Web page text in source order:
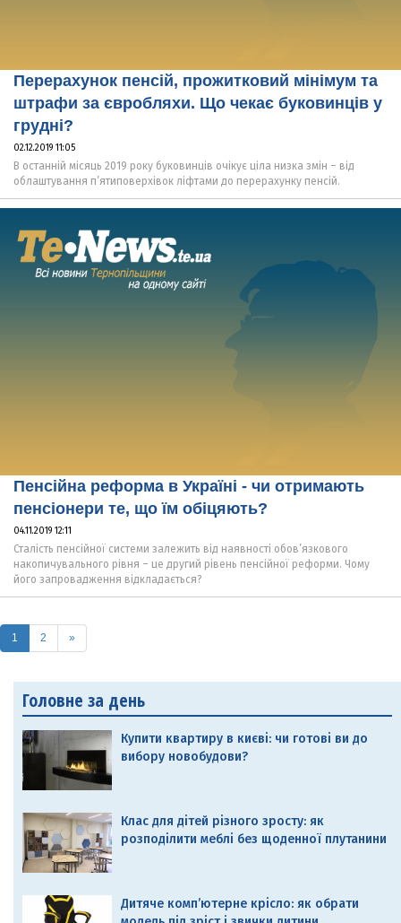
Перерахунок пенсій, прожитковий мінімум та
штрафи за євробляхи. Що чекає буковинців у
грудні?
02.12.2019 11:05
В останній місяць 2019 року буковинців очікує ціла низка змін – від
облаштування п’ятиповерхівок ліфтами до перерахунку пенсій.
Пенсійна реформа в Україні - чи отримають
пенсіонери те, що їм обіцяють?
04.11.2019 12:11
Сталість пенсійної системи залежить від наявності обов’язкового
накопичувального рівня – це другий рівень пенсійної реформи. Чому
його запровадження відкладається?
1 (current)
2 »
Головне за день
Купити квартиру в києві: чи готові ви до
вибору новобудови?
Клас для дітей різного зросту: як
розподілити меблі без щоденної плутанини
Дитяче комп’ютерне крісло: як обрати